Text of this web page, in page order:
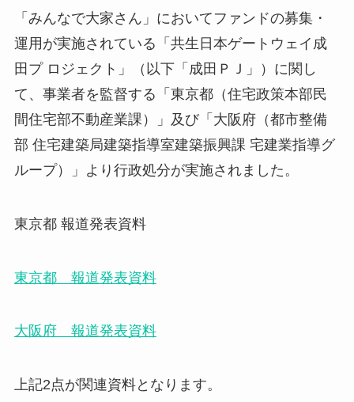
「みんなで大家さん」においてファンドの募集・
運用が実施されている「共生日本ゲートウェイ成
田プ ロジェクト」（以下「成田ＰＪ」）に関し
て、事業者を監督する「東京都（住宅政策本部民
間住宅部不動産業課）」及び「大阪府（都市整備
部 住宅建築局建築指導室建築振興課 宅建業指導グ
ループ）」より行政処分が実施されました。
東京都 報道発表資料
東京都 報道発表資料
大阪府 報道発表資料
上記2点が関連資料となります。